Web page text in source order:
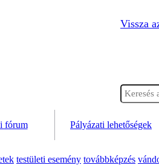
Vissza
fórum Pályázati lehetőségek
testületi esemény továbbképzés